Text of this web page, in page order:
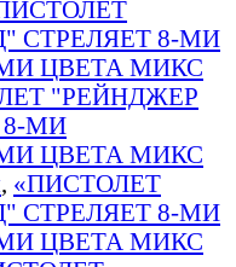
СТРЕЛЯЕТ 8-МИ
ЦВЕТА МИКС
"РЕЙНДЖЕР
8-МИ
ЦВЕТА МИКС
, «ПИСТОЛЕТ
СТРЕЛЯЕТ 8-МИ
ЦВЕТА МИКС